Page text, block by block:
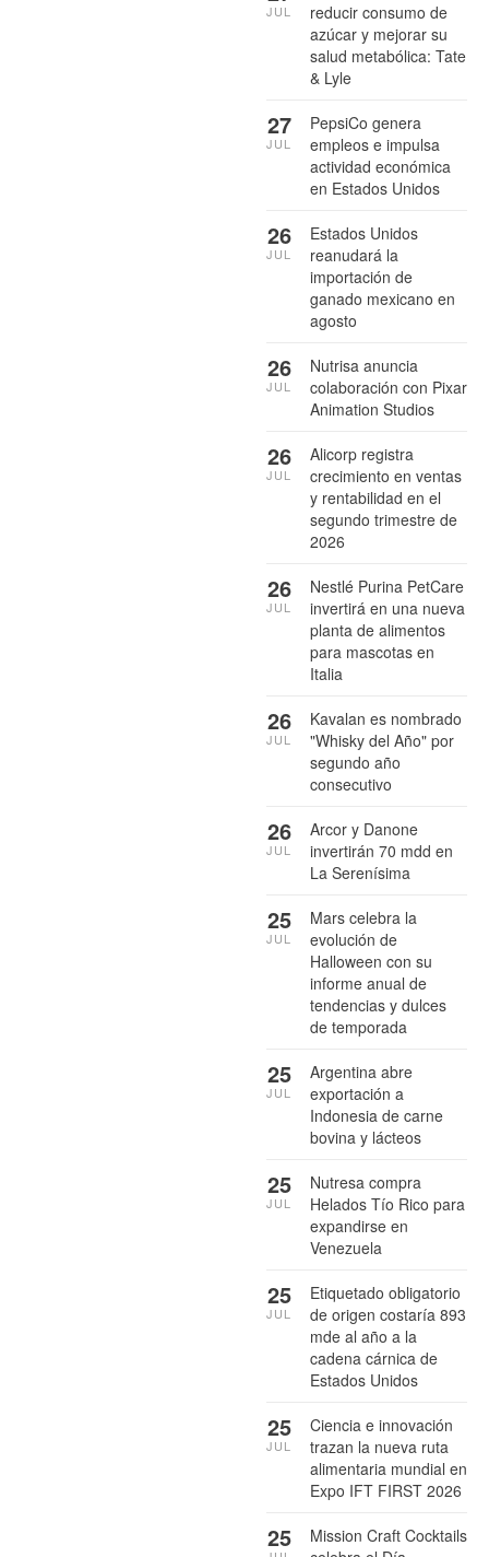
reducir consumo de
azúcar y mejorar su
salud metabólica: Tate
& Lyle
JUL
PepsiCo genera
empleos e impulsa
actividad económica
en Estados Unidos
27
JUL
Estados Unidos
reanudará la
importación de
ganado mexicano en
agosto
26
JUL
Nutrisa anuncia
colaboración con Pixar
Animation Studios
26
JUL
Alicorp registra
crecimiento en ventas
y rentabilidad en el
segundo trimestre de
2026
26
JUL
Nestlé Purina PetCare
invertirá en una nueva
planta de alimentos
para mascotas en
Italia
26
JUL
Kavalan es nombrado
"Whisky del Año" por
segundo año
consecutivo
26
JUL
Arcor y Danone
invertirán 70 mdd en
La Serenísima
26
JUL
Mars celebra la
evolución de
Halloween con su
informe anual de
tendencias y dulces
de temporada
25
JUL
Argentina abre
exportación a
Indonesia de carne
bovina y lácteos
25
JUL
Nutresa compra
Helados Tío Rico para
expandirse en
Venezuela
25
JUL
Etiquetado obligatorio
de origen costaría 893
mde al año a la
cadena cárnica de
Estados Unidos
25
JUL
Ciencia e innovación
trazan la nueva ruta
alimentaria mundial en
Expo IFT FIRST 2026
25
JUL
Mission Craft Cocktails
25